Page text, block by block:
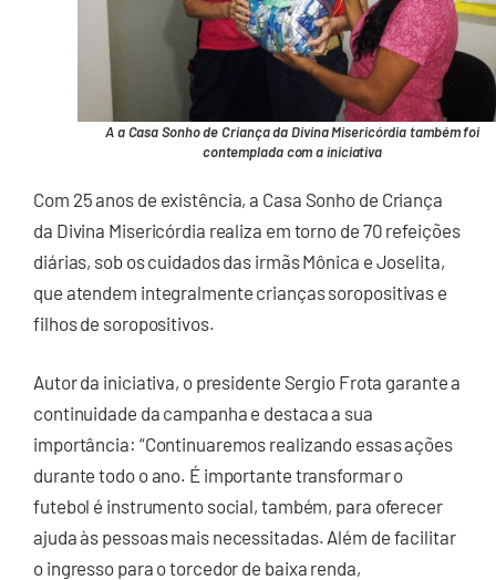
A a Casa Sonho de Criança da Divina Misericórdia também foi
contemplada com a iniciativa
Com 25 anos de existência, a Casa Sonho de Criança
da Divina Misericórdia realiza em torno de 70 refeições
diárias, sob os cuidados das irmãs Mônica e Joselita,
que atendem integralmente crianças soropositivas e
filhos de soropositivos.
Autor da iniciativa, o presidente Sergio Frota garante a
continuidade da campanha e destaca a sua
importância: “Continuaremos realizando essas ações
durante todo o ano. É importante transformar o
futebol é instrumento social, também, para oferecer
ajuda às pessoas mais necessitadas. Além de facilitar
o ingresso para o torcedor de baixa renda,